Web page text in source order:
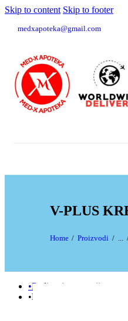
Skip to content Skip to footer
medxapoteka@gmail.com
V-PLUS
Home Proizvodi ...
•Podizanje e-terapije
•Prehlada | Imunitet